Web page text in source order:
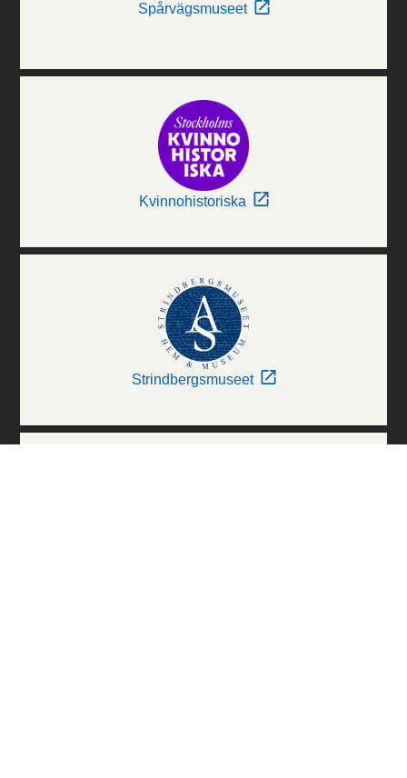
Spårvägsmuseet
Kvinnohistoriska
Strindbergsmuseet